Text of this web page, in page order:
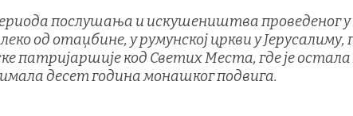
периода послушања и искушеништва проведеног
од отаџбине, у румунској цркви у Јерусалиму,
патријаршије код Светих Места, где је остала
имала десет година монашког подвига.